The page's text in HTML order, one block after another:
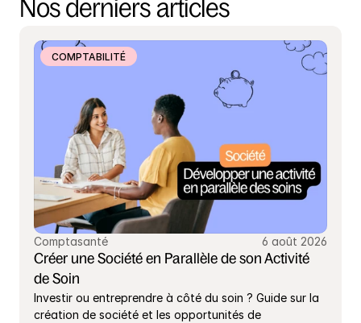
Nos derniers articles
COMPTABILITÉ
Comptasanté 6 août 2026
Créer une Société en Parallèle de son Activité
de Soin
Investir ou entreprendre à côté du soin ? Guide sur la
création de société et les opportunités de